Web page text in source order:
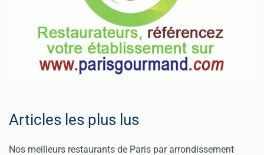
Articles les plus lus
Nos meilleurs restaurants de Paris par arrondissement